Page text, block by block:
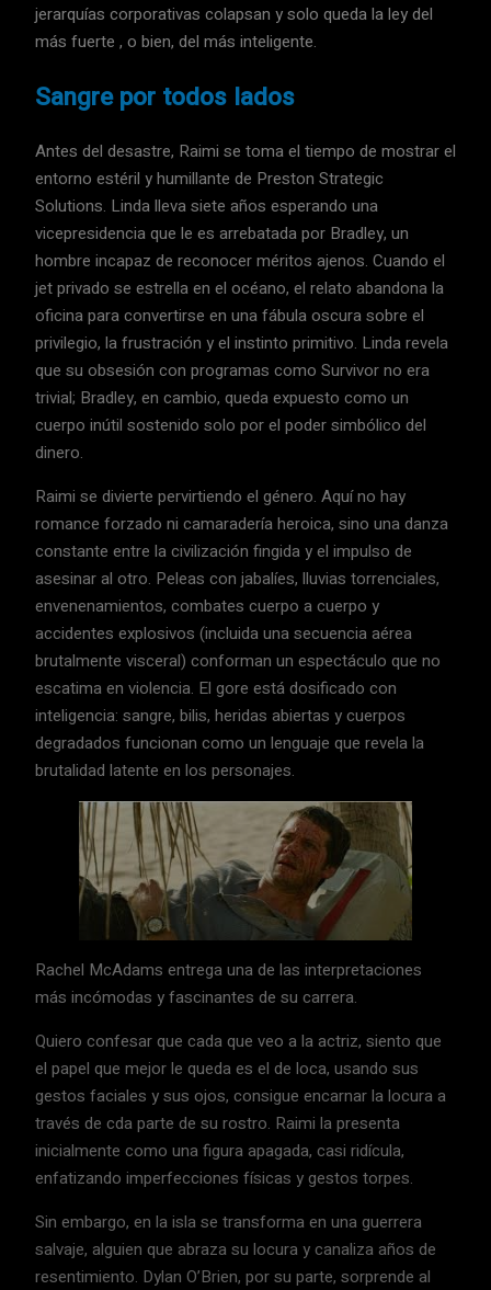
jerarquías corporativas colapsan y solo queda la ley del
más fuerte , o bien, del más inteligente.
Sangre por todos lados
Antes del desastre, Raimi se toma el tiempo de mostrar el
entorno estéril y humillante de Preston Strategic
Solutions. Linda lleva siete años esperando una
vicepresidencia que le es arrebatada por Bradley, un
hombre incapaz de reconocer méritos ajenos. Cuando el
jet privado se estrella en el océano, el relato abandona la
oficina para convertirse en una fábula oscura sobre el
privilegio, la frustración y el instinto primitivo. Linda revela
que su obsesión con programas como Survivor no era
trivial; Bradley, en cambio, queda expuesto como un
cuerpo inútil sostenido solo por el poder simbólico del
dinero.
Raimi se divierte pervirtiendo el género. Aquí no hay
romance forzado ni camaradería heroica, sino una danza
constante entre la civilización fingida y el impulso de
asesinar al otro. Peleas con jabalíes, lluvias torrenciales,
envenenamientos, combates cuerpo a cuerpo y
accidentes explosivos (incluida una secuencia aérea
brutalmente visceral) conforman un espectáculo que no
escatima en violencia. El gore está dosificado con
inteligencia: sangre, bilis, heridas abiertas y cuerpos
degradados funcionan como un lenguaje que revela la
brutalidad latente en los personajes.
Rachel McAdams entrega una de las interpretaciones
más incómodas y fascinantes de su carrera.
Quiero confesar que cada que veo a la actriz, siento que
el papel que mejor le queda es el de loca, usando sus
gestos faciales y sus ojos, consigue encarnar la locura a
través de cda parte de su rostro. Raimi la presenta
inicialmente como una figura apagada, casi ridícula,
enfatizando imperfecciones físicas y gestos torpes.
Sin embargo, en la isla se transforma en una guerrera
salvaje, alguien que abraza su locura y canaliza años de
resentimiento. Dylan O’Brien, por su parte, sorprende al